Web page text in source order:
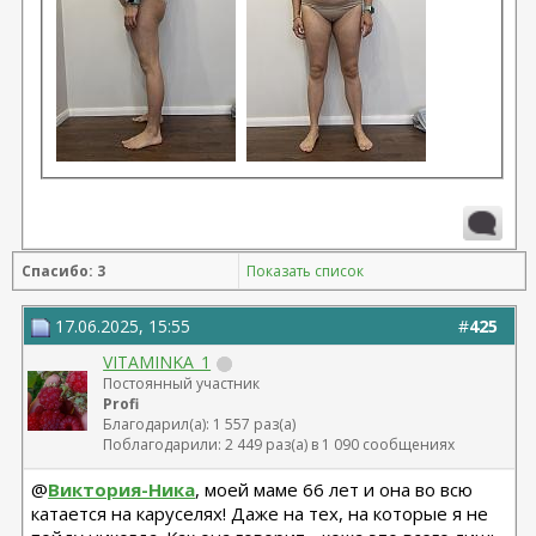
Спасибо: 3 Показать список
#425
17.06.2025, 15:55
VITAMINKA_1
Постоянный участник
Profi
Благодарил(а): 1 557 раз(а)
Поблагодарили: 2 449 раз(а) в 1 090 сообщениях
@Виктория-Ника, моей маме 66 лет и она во всю
катается на каруселях! Даже на тех, на которые я не